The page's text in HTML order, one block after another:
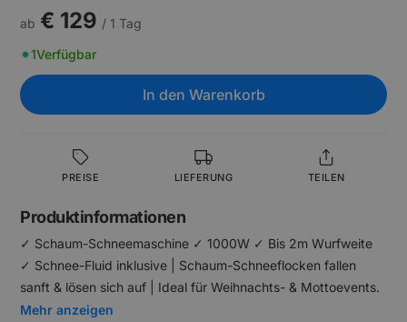
ab € 129 / 1 Tag
1Verfügbar
In den Warenkorb
PREISE LIEFERUNG TEILEN
Produktinformationen
✓ Schaum-Schneemaschine ✓ 1000W ✓ Bis 2m Wurfweite
✓ Schnee-Fluid inklusive | Schaum-Schneeflocken fallen
sanft & lösen sich auf | Ideal für Weihnachts- & Mottoevents.
Mehr anzeigen